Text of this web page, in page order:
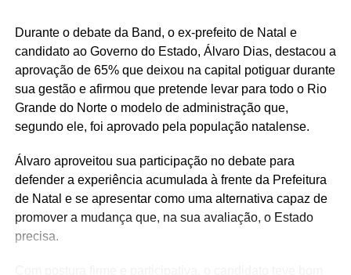
Durante o debate da Band, o ex-prefeito de Natal e
candidato ao Governo do Estado, Álvaro Dias, destacou a
aprovação de 65% que deixou na capital potiguar durante
sua gestão e afirmou que pretende levar para todo o Rio
Grande do Norte o modelo de administração que,
segundo ele, foi aprovado pela população natalense.
Álvaro aproveitou sua participação no debate para
defender a experiência acumulada à frente da Prefeitura
de Natal e se apresentar como uma alternativa capaz de
promover a mudança que, na sua avaliação, o Estado
precisa.